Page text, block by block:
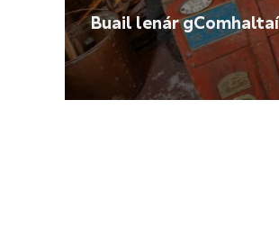
Buail lenár gComhaltaí